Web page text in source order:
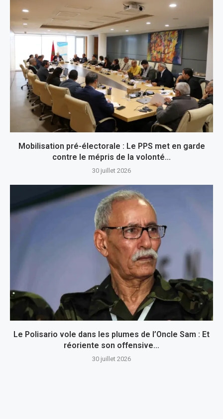
Mobilisation pré-électorale : Le PPS met en garde
contre le mépris de la volonté...
30 juillet 2026
Le Polisario vole dans les plumes de l’Oncle Sam : Et
réoriente son offensive...
30 juillet 2026